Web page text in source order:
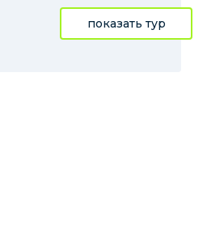
показать тур